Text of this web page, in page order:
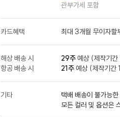
관부가세 포함
카드혜택 최대 3개월 무이자할
해상 배송 시 29주 예상 (제작기
항공 배송 시
21주 예상 (제작기간
기타
택배 배송이 불가능
모든 컬러 및 옵션은